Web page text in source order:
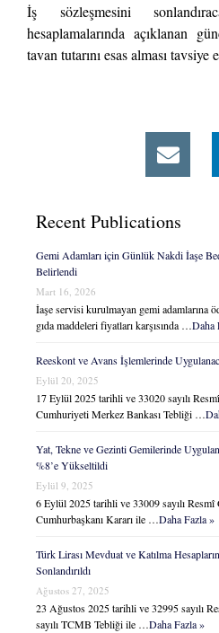
İş sözleşmesini
hesaplamalarında açıklanan
tavan tutarını esas alması tavsiye
Recent Publications
Gemi Adamları için Günlük Nakdi İaşe
Belirlendi
Mart 16, 2026
İaşe servisi kurulmayan gemi adamlarına
gıda maddeleri fiyatları karşısında …Daha
Reeskont ve Avans İşlemlerinde
Eylül 20, 2025
17 Eylül 2025 tarihli ve 33020 sayılı
Cumhuriyeti Merkez Bankası Tebliği …
Yat, Tekne ve Gezinti Gemilerinde
%8’e Yükseltildi
Eylül 9, 2025
6 Eylül 2025 tarihli ve 33009 sayılı Resmî
Cumhurbaşkanı Kararı ile …Daha Fazla »
Türk Lirası Mevduat ve Katılma
Sonlandırıldı
Ağustos 27, 2025
23 Ağustos 2025 tarihli ve 32995 sayılı
sayılı TCMB Tebliği ile …Daha Fazla »